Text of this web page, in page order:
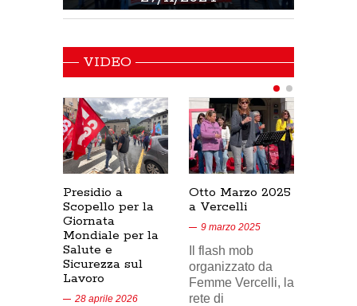
VIDEO
Presidio a
Scopello per la
Giornata
Mondiale per la
Salute e
Sicurezza sul
Lavoro
28 aprile 2026
Otto Marzo 2025
a Vercelli
9 marzo 2025
Il flash mob
organizzato da
Femme Vercelli, la
rete di